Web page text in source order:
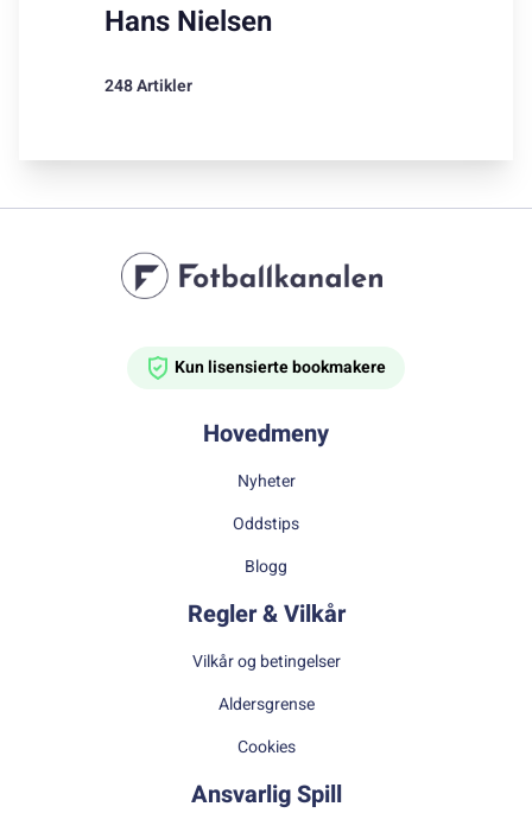
Hans Nielsen
248 Artikler
Kun lisensierte bookmakere
Hovedmeny
Nyheter
Oddstips
Blogg
Regler & Vilkår
Vilkår og betingelser
Aldersgrense
Cookies
Ansvarlig Spill